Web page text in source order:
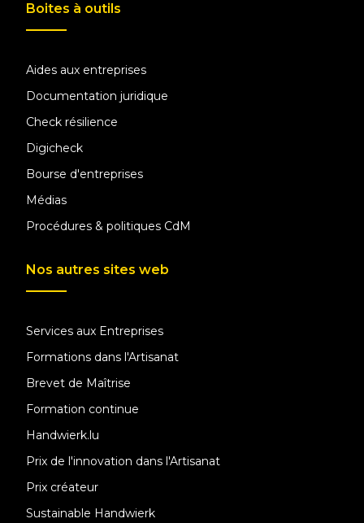
Boites à outils
Aides aux entreprises
Documentation juridique
Check résilience
Digicheck
Bourse d'entreprises
Médias
Procédures & politiques CdM
Nos autres sites web
Services aux Entreprises
Formations dans l'Artisanat
Brevet de Maîtrise
Formation continue
Handwierk.lu
Prix de l'innovation dans l'Artisanat
Prix créateur
Sustainable Handwierk